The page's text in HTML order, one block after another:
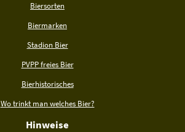
Biersorten
Biermarken
Stadion Bier
PVPP freies Bier
Bierhistorisches
Wo trinkt man welches Bier?
Hinweise